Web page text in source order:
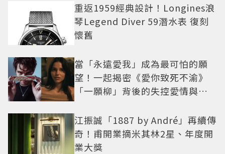
重返1959經典設計！Longines浪
琴Legend Diver 59潛水表 復刻
懷舊
當「永遠愛我」成為最可怕的願
望！一起揭密《愛你致死不渝》
「一願柳」背後的失控愛情與爆
江振誠「1887 by André」再續傳
奇！甫開業摘米其林2星、年度開
業大獎